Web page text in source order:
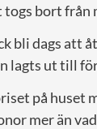
togs bort från
bli dags att
lagts ut till
på huset
mer än